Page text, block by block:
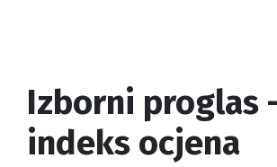
Izborni proglas
indeks ocjena